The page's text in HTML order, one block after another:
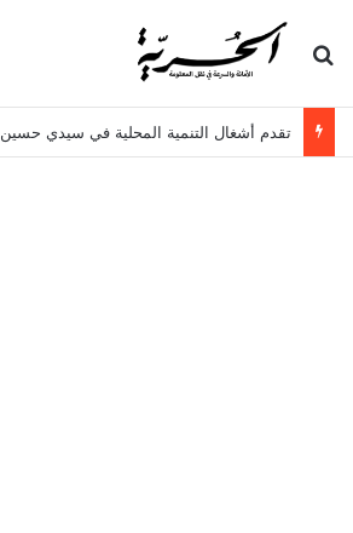
بحث عن
تقدم أشغال التنمية المحلية في سيدي حسين